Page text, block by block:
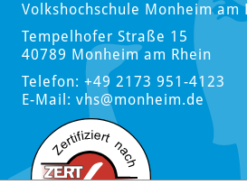
Volkshochschule Monheim am
Tempelhofer Straße 15
40789 Monheim am Rhein
Telefon: +49 2173 951-4123
E-Mail: vhs@monheim.de